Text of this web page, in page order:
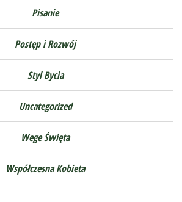
Pisanie
Postęp i Rozwój
Styl Bycia
Uncategorized
Wege Święta
Współczesna Kobieta